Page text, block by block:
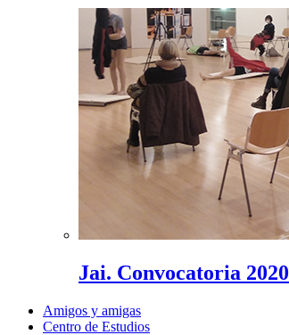
Jai. Convocatoria 2020
Amigos y amigas
Centro de Estudios